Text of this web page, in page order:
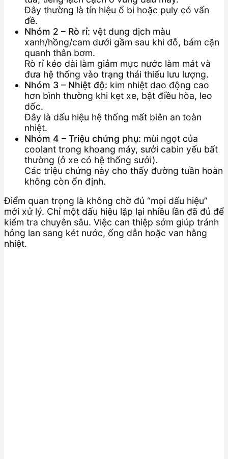
Đây thường là tín hiệu ổ bi hoặc puly có vấn
đề.
Nhóm 2 – Rò rỉ: vệt dung dịch màu
xanh/hồng/cam dưới gầm sau khi đỗ, bám cặn
quanh thân bơm.
Rò rỉ kéo dài làm giảm mực nước làm mát và
đưa hệ thống vào trạng thái thiếu lưu lượng.
Nhóm 3 – Nhiệt độ: kim nhiệt dao động cao
hơn bình thường khi kẹt xe, bật điều hòa, leo
dốc.
Đây là dấu hiệu hệ thống mất biên an toàn
nhiệt.
Nhóm 4 – Triệu chứng phụ: mùi ngọt của
coolant trong khoang máy, sưởi cabin yếu bất
thường (ở xe có hệ thống sưởi).
Các triệu chứng này cho thấy đường tuần hoàn
không còn ổn định.
Điểm quan trọng là không chờ đủ “mọi dấu hiệu”
mới xử lý. Chỉ một dấu hiệu lặp lại nhiều lần đã đủ để
kiểm tra chuyên sâu. Việc can thiệp sớm giúp tránh
hỏng lan sang két nước, ống dẫn hoặc van hằng
nhiệt.